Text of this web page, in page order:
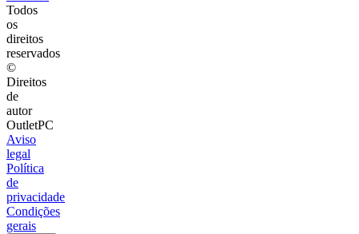
Todos
os
direitos
reservados
©
Direitos
de
autor
OutletPC
Aviso
legal
Política
de
privacidade
Condições
gerais